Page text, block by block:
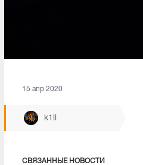
15 апр 2020
k1ll
СВЯЗАННЫЕ НОВОСТИ